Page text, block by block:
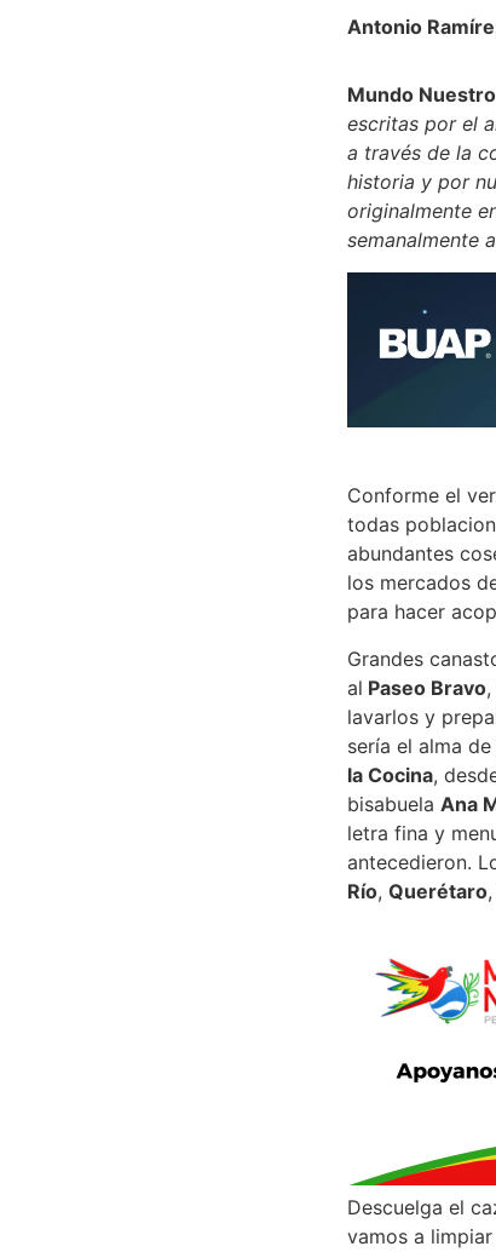
Antonio
Mundo Nuestro
escritas por el
a través de la
historia y por
originalmente
semanalmente
Conforme el
todas
abundantes
los mercados
para hacer
Grandes
al Paseo Bravo
lavarlos y
sería el alma
la Cocina,
bisabuela Ana
letra fina y
antecedieron.
Río, Querétaro
Descuelga el
vamos a